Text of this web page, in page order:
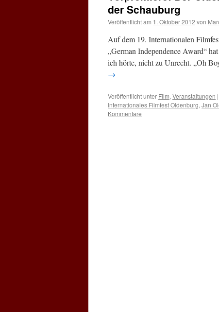
der Schauburg
Veröffentlicht am 1. Oktober 2012 von
Auf dem 19. Internationalen
„German Independence Award“
ich hörte, nicht zu Unrecht. „Oh
→
Veröffentlicht unter Film, Veranstaltungen |
Internationales Filmfest Oldenburg, Jan
Kommentare